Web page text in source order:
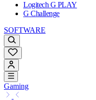
Logitech G PLAY
G Challenge
SOFTWARE
Gaming